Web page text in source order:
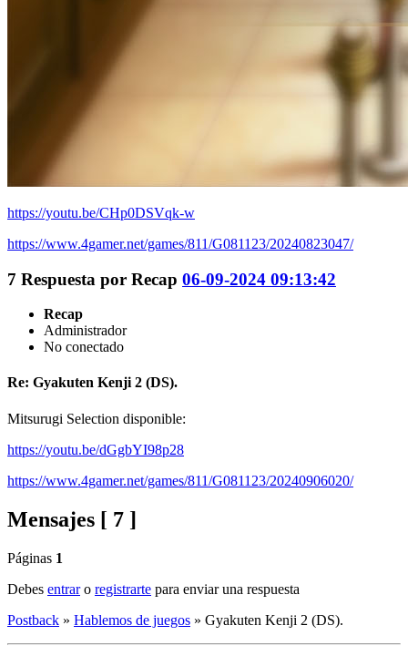
https://youtu.be/CHp0DSVqk-w
https://www.4gamer.net/games/811/G081123/20240823047/
7 Respuesta por Recap 06-09-2024 09:13:42
Recap
Administrador
No conectado
Re: Gyakuten Kenji 2 (DS).
Mitsurugi Selection disponible:
https://youtu.be/dGgbYI98p28
https://www.4gamer.net/games/811/G081123/20240906020/
Mensajes [ 7 ]
Páginas 1
Debes entraro registrarte para enviar una respuesta
Postback » Hablemos de juegos » Gyakuten Kenji 2 (DS).